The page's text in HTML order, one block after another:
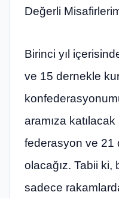
Değerli
Birinci yıl
ve 15 dernekle
aramıza
federasyon ve 21
olacağız. Tabii ki,
sadece